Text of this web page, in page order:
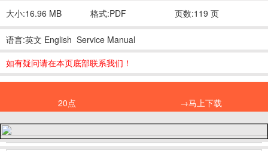
大小:16.96 MB 格式:PDF 页数:119 页
语言:英文 English Service Manual
如有疑问请在本页底部联系我们！
20点 →马上下载